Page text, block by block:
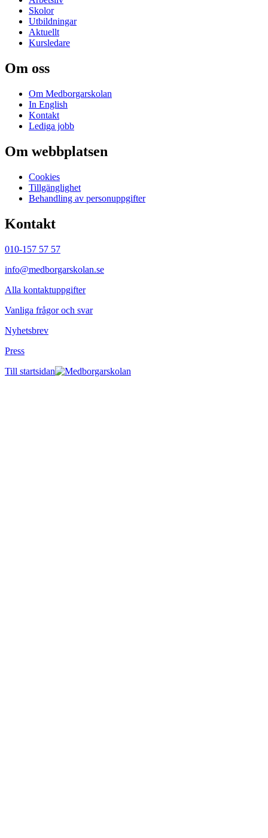
Skolor
Utbildningar
Aktuellt
Kursledare
Om oss
Om Medborgarskolan
In English
Kontakt
Lediga jobb
Om webbplatsen
Cookies
Tillgänglighet
Behandling av personuppgifter
Kontakt
010-157 57 57
info@medborgarskolan.se
Alla kontaktuppgifter
Vanliga frågor och svar
Nyhetsbrev
Press
Till startsidan